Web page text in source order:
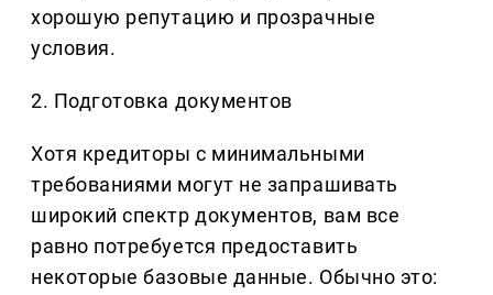
хорошую репутацию и прозрачные
условия.
2. Подготовка документов
Хотя кредиторы с минимальными
требованиями могут не запрашивать
широкий спектр документов, вам все
равно потребуется предоставить
некоторые базовые данные. Обычно это: